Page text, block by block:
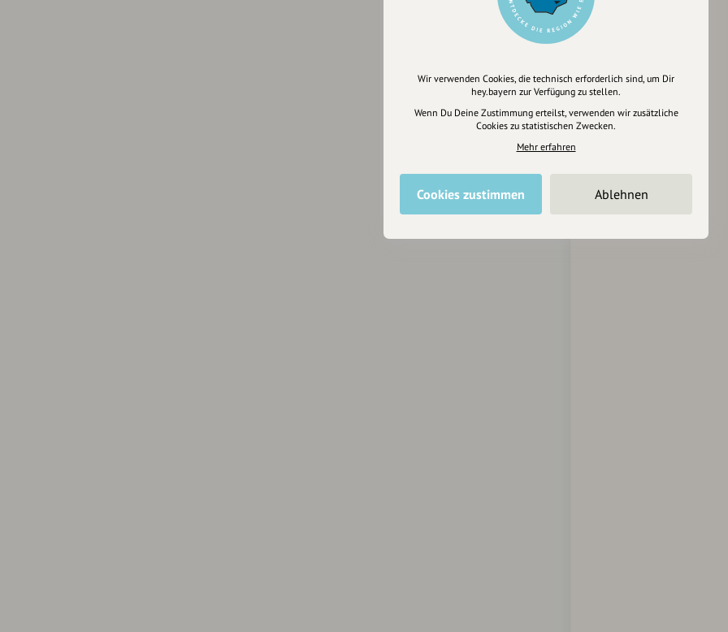
Wir verwenden Cookies, die technisch erforderlich sind, um Dir
hey.bayern zur Verfügung zu stellen.
Wenn Du Deine Zustimmung erteilst, verwenden wir zusätzliche
Cookies zu statistischen Zwecken.
Mehr erfahren
Cookies zustimmen Ablehnen